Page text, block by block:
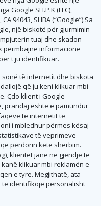
Google SH.P.K (LLC),
94043, SHBA (“Google”).Sa
një biskotë për gjurmimin
tuaj dhe skadon
përmbajnë informacione
t'ju identifikuar.
të internetit dhe biskota
që ju keni klikuar mbi
Çdo klient i Google
prandaj është e pamundur
të internetit të
i mbledhur përmes kësaj
të veprimeve
përdorin këtë shërbim.
klientët janë në gjendje të
klikuar mbi reklamën e
e tyre. Megjithatë, ata
identifikojë personalisht